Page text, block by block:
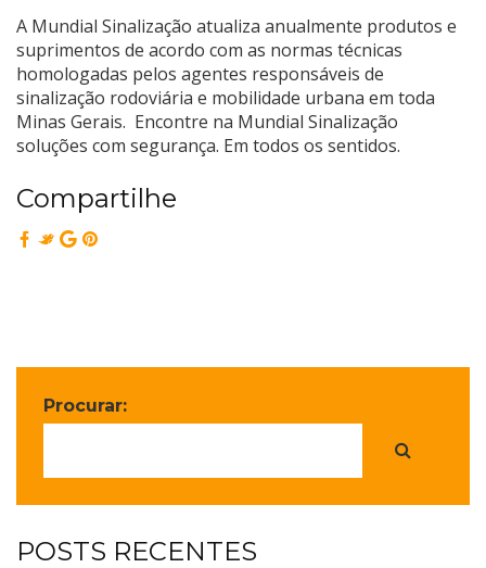
A Mundial Sinalização atualiza anualmente produtos e
suprimentos de acordo com as normas técnicas
homologadas pelos agentes responsáveis de
sinalização rodoviária e mobilidade urbana em toda
Minas Gerais. Encontre na Mundial Sinalização
soluções com segurança. Em todos os sentidos.
Compartilhe
Procurar:
POSTS RECENTES